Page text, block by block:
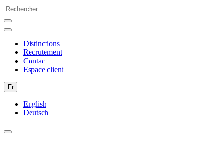
Distinctions
Recrutement
Contact
Espace client
Fr
English
Deutsch